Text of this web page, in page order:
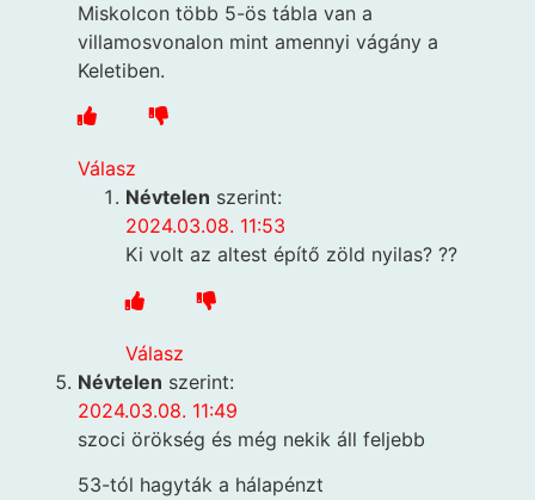
Miskolcon több 5-ös tábla van a
villamosvonalon mint amennyi vágány a
Keletiben.
Válasz
Névtelen szerint:
2024.03.08. 11:53
Ki volt az altest építő zöld nyilas? ??
Válasz
Névtelen szerint:
2024.03.08. 11:49
szoci örökség és még nekik áll feljebb
53-tól hagyták a hálapénzt